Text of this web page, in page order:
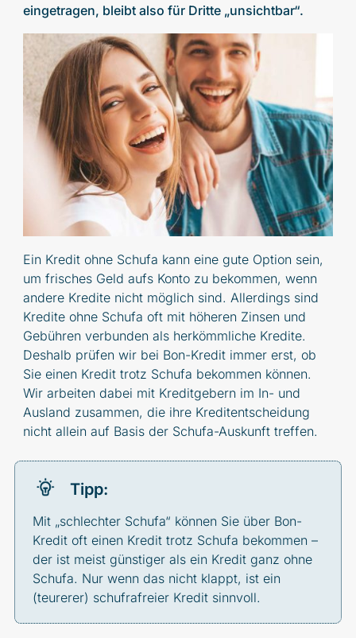
eingetragen, bleibt also für Dritte „unsichtbar“.
Ein Kredit ohne Schufa kann eine gute Option sein,
um frisches Geld aufs Konto zu bekommen, wenn
andere Kredite nicht möglich sind. Allerdings sind
Kredite ohne Schufa oft mit höheren Zinsen und
Gebühren verbunden als herkömmliche Kredite.
Deshalb prüfen wir bei Bon-Kredit immer erst, ob
Sie einen Kredit trotz Schufa bekommen können.
Wir arbeiten dabei mit Kreditgebern im In- und
Ausland zusammen, die ihre Kreditentscheidung
nicht allein auf Basis der Schufa-Auskunft treffen.
Tipp:
Mit „schlechter Schufa“ können Sie über Bon-
Kredit oft einen Kredit trotz Schufa bekommen –
der ist meist günstiger als ein Kredit ganz ohne
Schufa. Nur wenn das nicht klappt, ist ein
(teurerer) schufrafreier Kredit sinnvoll.